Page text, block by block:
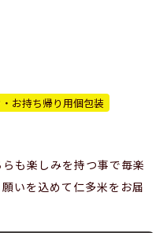
お持ち帰り用個包装
も楽しみを持つ事で毎楽
いを込めて仁多米をお届